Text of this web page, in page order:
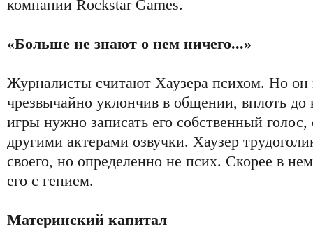
компании Rockstar Games.
«Больше не знают о нем ничего...»
Журналисты считают Хаузера психом. Но
чрезвычайно уклончив в общении, вплоть до
игры нужно записать его собственный голос,
другими актерами озвучки. Хаузер
своего, но определенно не псих. Скорее в
его с гением.
Материнский капитал